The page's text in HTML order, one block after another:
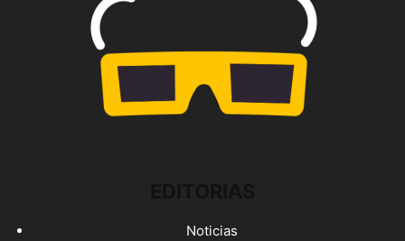
Noticias